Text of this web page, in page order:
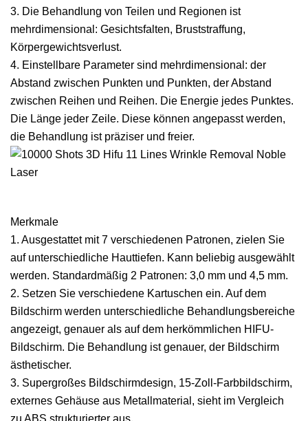
3. Die Behandlung von Teilen und Regionen ist
mehrdimensional: Gesichtsfalten, Bruststraffung,
Körpergewichtsverlust.
4. Einstellbare Parameter sind mehrdimensional: der
Abstand zwischen Punkten und Punkten, der Abstand
zwischen Reihen und Reihen. Die Energie jedes Punktes.
Die Länge jeder Zeile. Diese können angepasst werden,
die Behandlung ist präziser und freier.
Merkmale
1. Ausgestattet mit 7 verschiedenen Patronen, zielen Sie
auf unterschiedliche Hauttiefen. Kann beliebig ausgewählt
werden. Standardmäßig 2 Patronen: 3,0 mm und 4,5 mm.
2. Setzen Sie verschiedene Kartuschen ein. Auf dem
Bildschirm werden unterschiedliche Behandlungsbereiche
angezeigt, genauer als auf dem herkömmlichen HIFU-
Bildschirm. Die Behandlung ist genauer, der Bildschirm
ästhetischer.
3. Supergroßes Bildschirmdesign, 15-Zoll-Farbbildschirm,
externes Gehäuse aus Metallmaterial, sieht im Vergleich
zu ABS strukturierter aus.